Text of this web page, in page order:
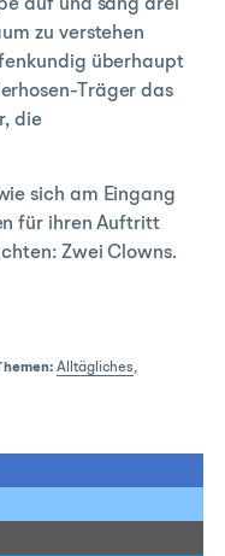
auf und sang drei
zu verstehen
überhaupt
Träger das
die
sich am Eingang
für ihren Auftritt
Zwei Clowns.
Alltägliches,